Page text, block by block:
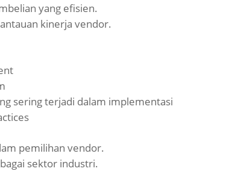
yang efisien.
kinerja vendor.
sering terjadi dalam implementasi
pemilihan vendor.
sektor industri.